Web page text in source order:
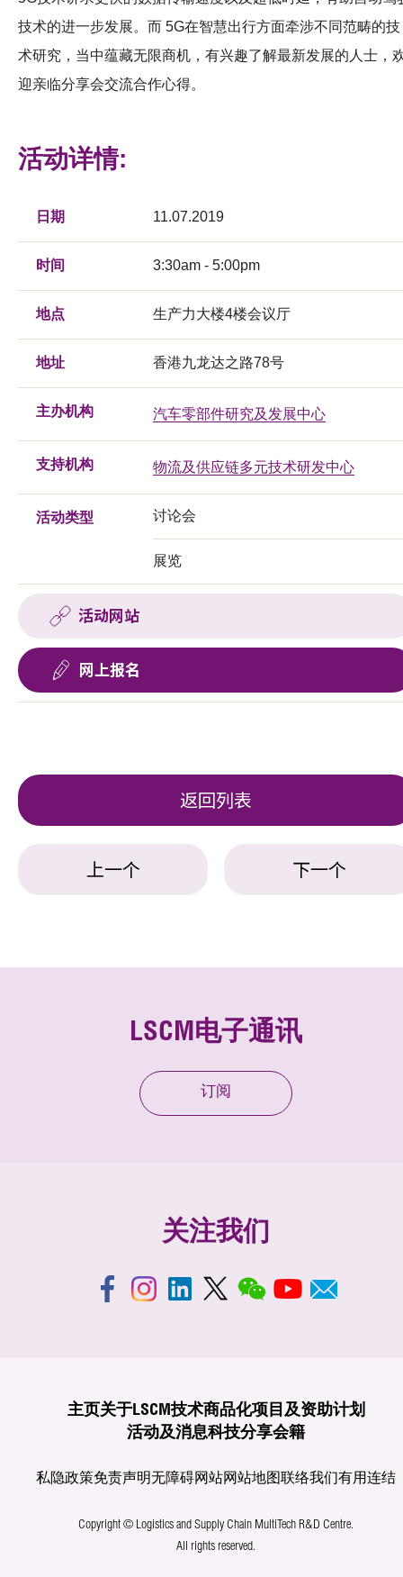
技术的进一步发展。而 5G在智慧出行方面牵涉不同范畴的技
术研究，当中蕴藏无限商机，有兴趣了解最新发展的人士，
迎亲临分享会交流合作心得。
活动详情:
日期 11.07.2019
时间 3:30am - 5:00pm
地点 生产力大楼4楼会议厅
地址 香港九龙达之路78号
主办机构 汽车零部件研究及发展中心
支持机构 物流及供应链多元技术研发中心
活动类型 讨论会
展览
活动网站
网上报名
返回列表
上一个 下一个
LSCM电子通讯
订阅
关注我们
主页关于LSCM技术商品化项目及资助计划
活动及消息科技分享会籍
私隐政策免责声明无障碍网站网站地图联络我们有用连结
Copyright © Logistics and Supply Chain MultiTech R&D Centre.
All rights reserved.